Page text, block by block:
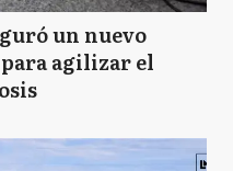
un nuevo
agilizar el